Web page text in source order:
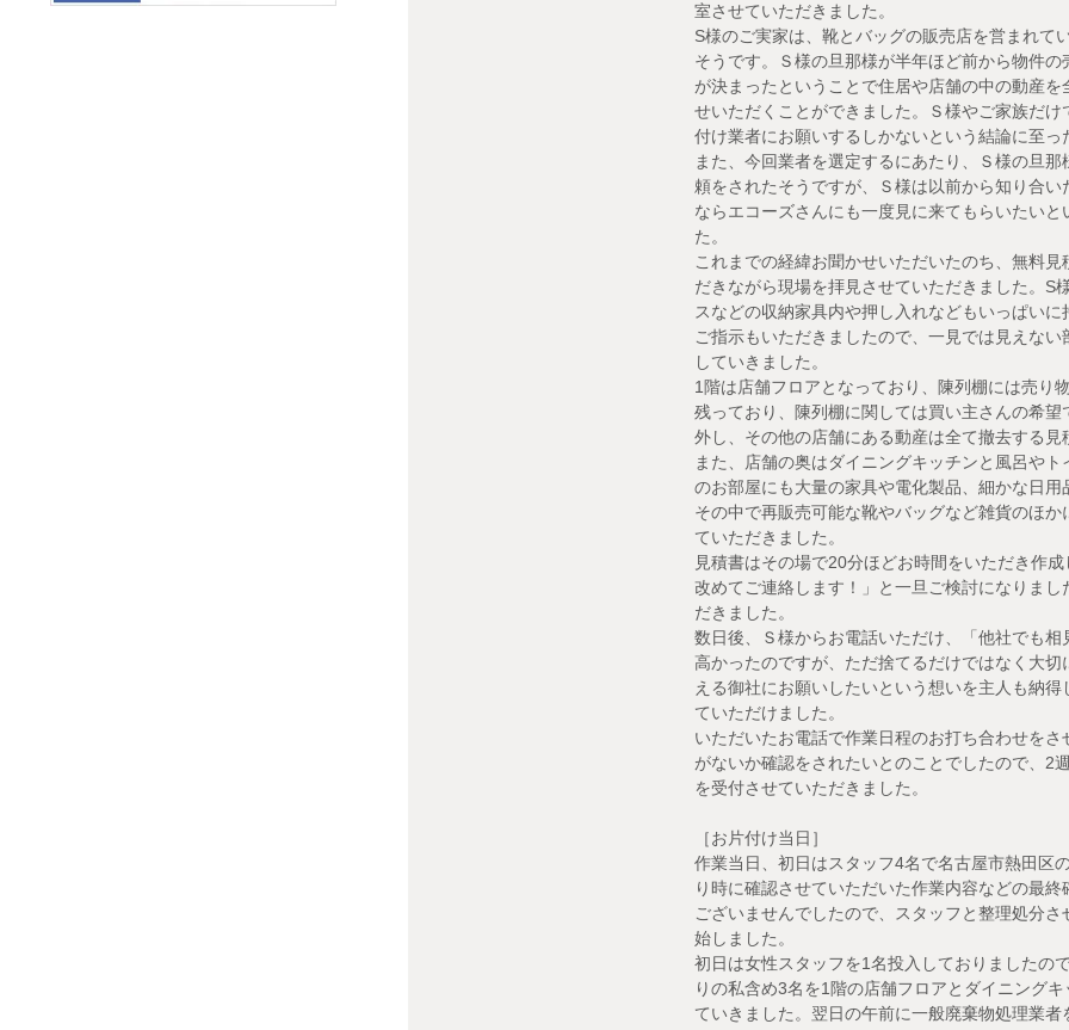
室させていただきました。
S様のご実家は、靴とバッグの販売店を営まれて
そうです。Ｓ様の旦那様が半年ほど前から物件
が決まったということで住居や店舗の中の動産
せいただくことができました。Ｓ様やご家族だ
付け業者にお願いするしかないという結論に至っ
また、今回業者を選定するにあたり、Ｓ様の旦
頼をされたそうですが、Ｓ様は以前から知り合
ならエコーズさんにも一度見に来てもらいたい
た。
これまでの経緯お聞かせいただいたのち、無料
だきながら現場を拝見させていただきました。S
スなどの収納家具内や押し入れなどもいっぱい
ご指示もいただきましたので、一見では見えな
していきました。
1階は店舗フロアとなっており、陳列棚には売り
残っており、陳列棚に関しては買い主さんの希
外し、その他の店舗にある動産は全て撤去する見
また、店舗の奥はダイニングキッチンと風呂や
のお部屋にも大量の家具や電化製品、細かな日
その中で再販売可能な靴やバッグなど雑貨のほ
ていただきました。
見積書はその場で20分ほどお時間をいただき作
改めてご連絡します！」と一旦ご検討になりま
だきました。
数日後、Ｓ様からお電話いただけ、「他社でも
高かったのですが、ただ捨てるだけではなく大
える御社にお願いしたいという想いを主人も納
ていただけました。
いただいたお電話で作業日程のお打ち合わせを
がないか確認をされたいとのことでしたので、2
を受付させていただきました。
［お片付け当日］
作業当日、初日はスタッフ4名で名古屋市熱田区
り時に確認させていただいた作業内容などの最
ございませんでしたので、スタッフと整理処分
始しました。
初日は女性スタッフを1名投入しておりましたの
りの私含め3名を1階の店舗フロアとダイニング
ていきました。翌日の午前に一般廃棄物処理業